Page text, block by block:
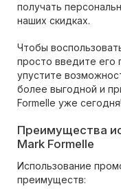
получать
наших скидках.
Чтобы
просто введите его
упустите
более выгодной и
Formelle уже сегодня!
Преимущества
Mark Formelle
Использование
преимуществ: